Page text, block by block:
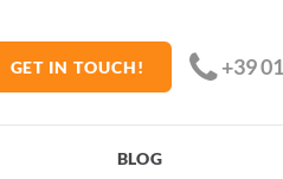
+39
GET IN TOUCH!
BLOG